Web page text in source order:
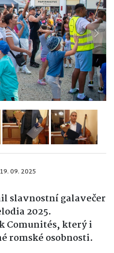
Next
19. 09. 2025
slavnostní galavečer
2025.
Comunités, který i
romské osobnosti.